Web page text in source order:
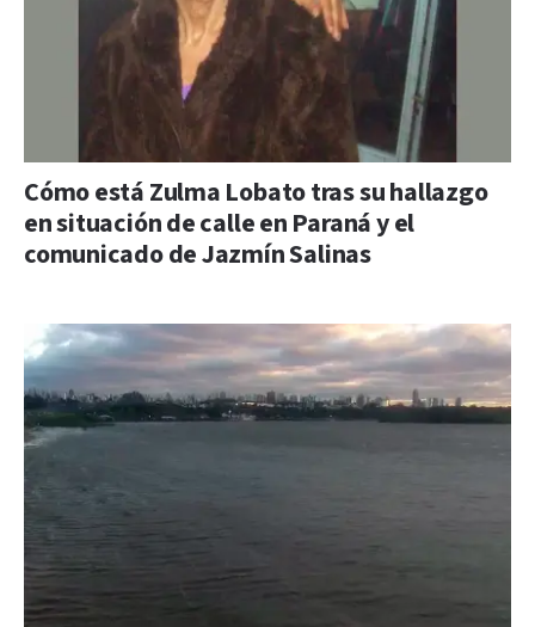
Cómo está Zulma Lobato tras su hallazgo
en situación de calle en Paraná y el
comunicado de Jazmín Salinas